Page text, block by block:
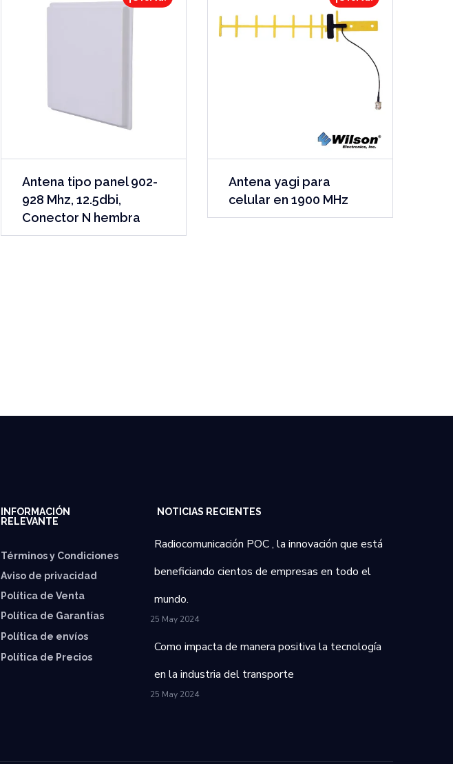
Antena tipo panel 902-
928 Mhz, 12.5dbi,
Conector N hembra
Antena yagi para
celular en 1900 MHz
INFORMACIÓN
RELEVANTE
Términos y Condiciones
Aviso de privacidad
Política de Venta
Política de Garantías
⁠Política de envíos
Política de Precios
NOTICIAS RECIENTES
Radiocomunicación POC , la innovación que está
beneficiando cientos de empresas en todo el
mundo.
25 May 2024
Como impacta de manera positiva la tecnología
en la industria del transporte
25 May 2024